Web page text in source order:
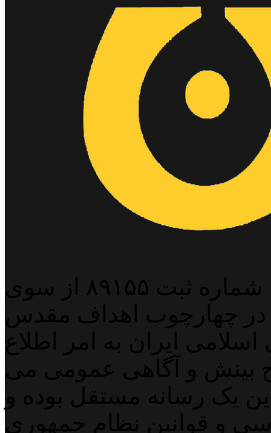
پایگاه خبری خبربین آنلاین به شماره ثبت ۸۹۱۵۵ از سوی
در چهارچوب اهداف مقدس
ایران به امر اطلاع
بینش و آگاهی عمومی می
یک رسانه مستقل بوده و
و قوانین نظام جمهوری